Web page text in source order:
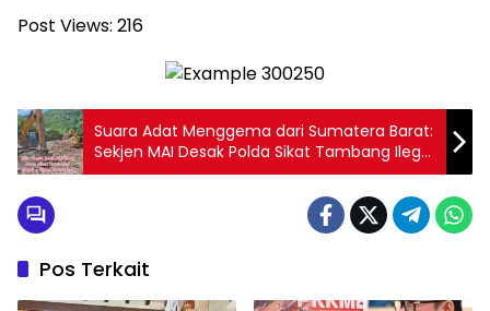
Post Views: 216
Suara Adat Menggema dari Sumatera Barat:
Sekjen MAI Desak Polda Sikat Tambang Ilegal
di Sulit Air
Pos Terkait